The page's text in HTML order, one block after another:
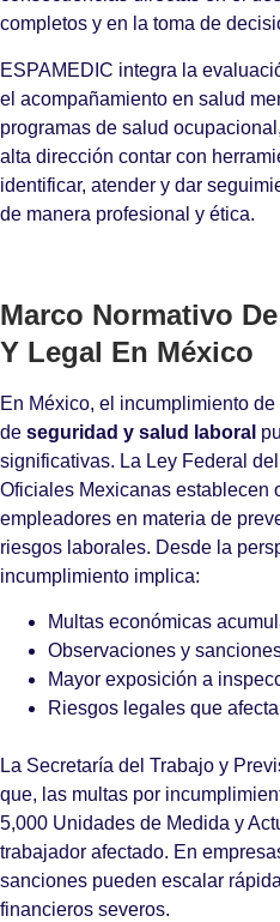
completos y en la toma de
ESPAMEDIC integra la
el acompañamiento en salud
programas de salud
alta dirección contar con
identificar, atender y dar
de manera profesional y ética.
Marco Normativo
Y Legal En México
En México, el incumplimiento
de seguridad y salud laboral
significativas. La Ley Federal
Oficiales Mexicanas establecen
empleadores en materia de
riesgos laborales. Desde la
incumplimiento implica:
Multas económicas
Observaciones y
Mayor exposición a
Riesgos legales que
La Secretaría del Trabajo y
que, las multas por
5,000 Unidades de Medida y
trabajador afectado. En
sanciones pueden escalar
financieros severos.